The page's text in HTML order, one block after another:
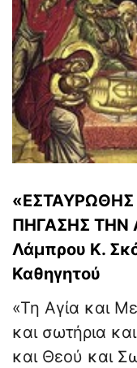
«ΕΣΤΑΥΡΩΘΗΣ
ΠΗΓΑΣΗΣ ΤΗΝ
Λάμπρου Κ.
Καθηγητού
«Τη Αγία και
και σωτήρια
και Θεού και